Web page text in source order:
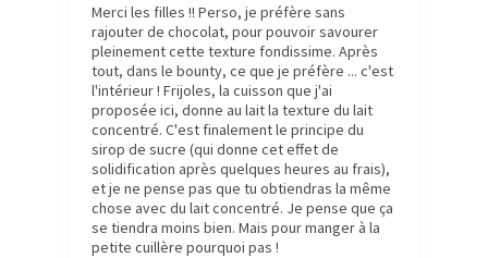
Merci les filles !! Perso, je préfère sans
rajouter de chocolat, pour pouvoir savourer
pleinement cette texture fondissime. Après
tout, dans le bounty, ce que je préfère ... c'est
l'intérieur ! Frijoles, la cuisson que j'ai
proposée ici, donne au lait la texture du lait
concentré. C'est finalement le principe du
sirop de sucre (qui donne cet effet de
solidification après quelques heures au frais),
et je ne pense pas que tu obtiendras la même
chose avec du lait concentré. Je pense que ça
se tiendra moins bien. Mais pour manger à la
petite cuillère pourquoi pas !